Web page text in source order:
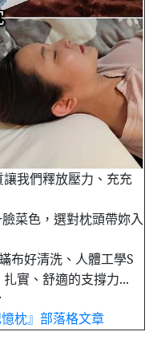
我們釋放壓力、充充
菜色，選對枕頭帶妳入
布好清洗、人體工學S
實、舒適的支撐力...
憶枕』部落格文章